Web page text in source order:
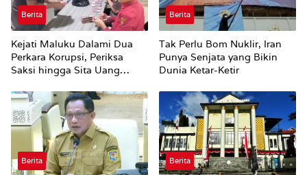
Berita
Kejati Maluku Dalami Dua
Perkara Korupsi, Periksa
Saksi hingga Sita Uang
Berita
Tak Perlu Bom Nuklir, Iran
Punya Senjata yang Bikin
Dunia Ketar-Ketir
Berita Berita